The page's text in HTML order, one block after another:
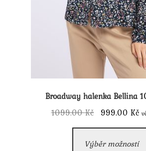
Broadway halenka Bellina
1099.00Kč
Původní
cena
byla:
999.00Kč
je:
Výběr možností